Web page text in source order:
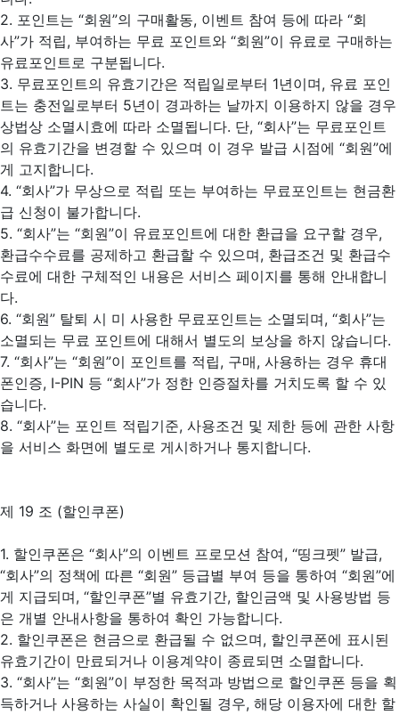
2. 포인트는 “회원”의 구매활동, 이벤트 참여 등에 따라 “회
사”가 적립, 부여하는 무료 포인트와 “회원”이 유료로 구매하는
유료포인트로 구분됩니다.
3. 무료포인트의 유효기간은 적립일로부터 1년이며, 유료 포인
트는 충전일로부터 5년이 경과하는 날까지 이용하지 않을 경우
상법상 소멸시효에 따라 소멸됩니다. 단, “회사”는 무료포인트
의 유효기간을 변경할 수 있으며 이 경우 발급 시점에 “회원”에
게 고지합니다.
4. “회사”가 무상으로 적립 또는 부여하는 무료포인트는 현금환
급 신청이 불가합니다.
5. “회사”는 “회원”이 유료포인트에 대한 환급을 요구할 경우,
환급수수료를 공제하고 환급할 수 있으며, 환급조건 및 환급수
수료에 대한 구체적인 내용은 서비스 페이지를 통해 안내합니
다.
6. “회원” 탈퇴 시 미 사용한 무료포인트는 소멸되며, “회사”는
소멸되는 무료 포인트에 대해서 별도의 보상을 하지 않습니다.
7. “회사”는 “회원”이 포인트를 적립, 구매, 사용하는 경우 휴대
폰인증, I-PIN 등 “회사”가 정한 인증절차를 거치도록 할 수 있
습니다.
8. “회사”는 포인트 적립기준, 사용조건 및 제한 등에 관한 사항
을 서비스 화면에 별도로 게시하거나 통지합니다.
제 19 조 (할인쿠폰)
1. 할인쿠폰은 “회사”의 이벤트 프로모션 참여, “띵크펫” 발급,
“회사”의 정책에 따른 “회원” 등급별 부여 등을 통하여 “회원”에
게 지급되며, “할인쿠폰”별 유효기간, 할인금액 및 사용방법 등
은 개별 안내사항을 통하여 확인 가능합니다.
2. 할인쿠폰은 현금으로 환급될 수 없으며, 할인쿠폰에 표시된
유효기간이 만료되거나 이용계약이 종료되면 소멸합니다.
3. “회사”는 “회원”이 부정한 목적과 방법으로 할인쿠폰 등을 획
득하거나 사용하는 사실이 확인될 경우, 해당 이용자에 대한 할